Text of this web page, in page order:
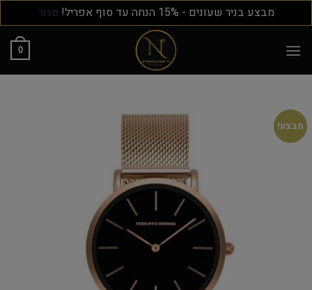
מבצע בניר שעונים - 15% הנחה עד סוף אפריל! סגור
0
מבצע!